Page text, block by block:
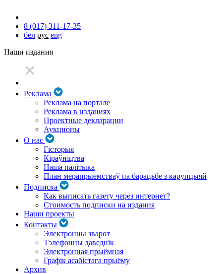
8 (017) 311-17-35
бел рус eng
Наши издания
Реклама
Реклама на портале
Реклама в изданиях
Проектные декларации
Аукционы
О нас
Гісторыя
Кіраўніцтва
Наша палітыка
План мерапрыемстваў па барацьбе з карупцыяй
Подписка
Как выписать газету через интернет?
Стоимость подписки на издания
Наши проекты
Контакты
Электронны зварот
Тэлефонны даведнік
Электронная прыёмная
Графік асабістага прыёму
Архив